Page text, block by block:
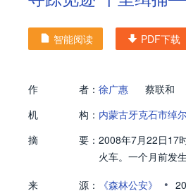
智能阅读 PDF下载
作 者： 徐广惠
蔡联和
机
构： 内蒙古牙克石市绰
摘
要： 2008年7月22日17
火车。一个月前发
来
源： 《森林公安》 •